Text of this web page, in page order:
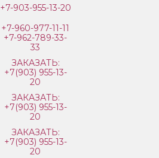
+7-903-955-13-20
+7-960-977-11-11
+7-962-789-33-
33
ЗАКАЗАТЬ:
+7(903) 955-13-
20
ЗАКАЗАТЬ:
+7(903) 955-13-
20
ЗАКАЗАТЬ:
+7(903) 955-13-
20